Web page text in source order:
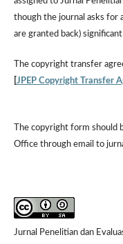
though the journal asks for
are granted back)
Thecopyright transfer
JPEP Copyright Transfer
The copyright form should
Office through email to
Jurnal Penelitian dan